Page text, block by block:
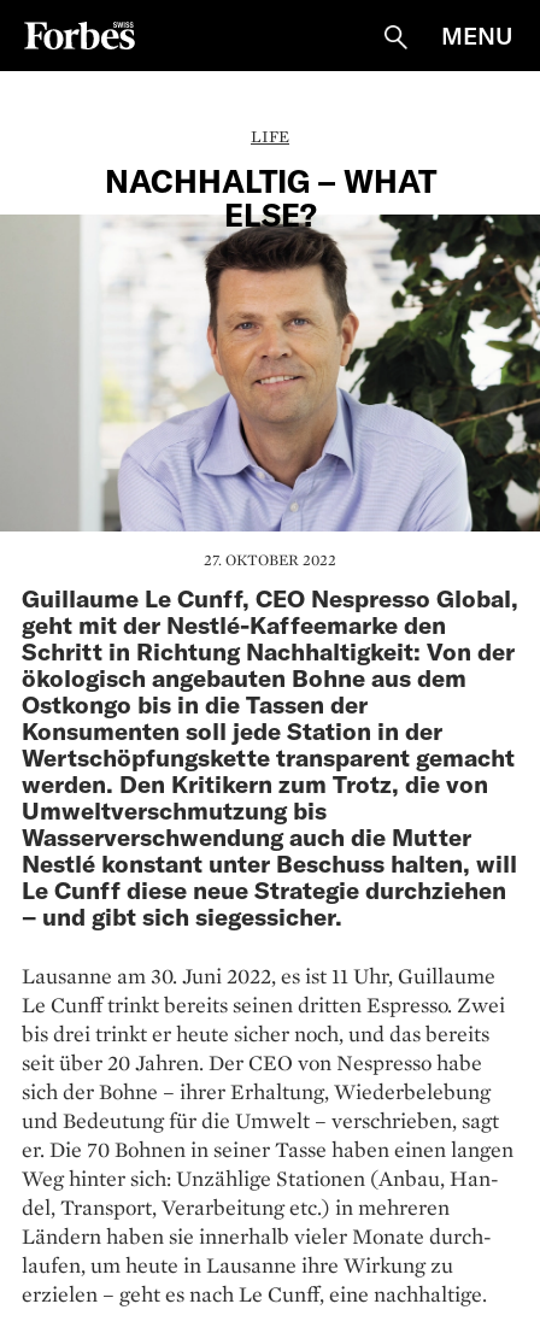
Suche
MENU
LIFE
NACHHALTIG – WHAT
ELSE?
27. OKTOBER 2022
Guillaume Le Cunff, CEO Nespresso Global,
geht mit der Nestlé-Kaffeemarke den
Schritt in Richtung Nachhaltigkeit: Von der
ökologisch angebauten Bohne aus dem
Ostkongo bis in die Tassen der
Konsumenten soll jede Station in der
Wertschöpfungskette transparent gemacht
werden. Den Kritikern zum Trotz, die von
Umweltverschmutzung bis
Wasserverschwendung auch die Mutter
Nestlé konstant unter Beschuss halten, will
Le Cunff diese neue Strategie durchziehen
– und gibt sich siegessicher.
Lausanne am 30. Juni 2022, es ist 11 Uhr, Guillaume
Le Cunff trinkt bereits seinen dritten Espresso. Zwei
bis drei trinkt er heute sicher noch, und das bereits
seit über 20 Jahren. Der CEO von Nespresso habe
sich der Bohne – ihrer Erhaltung, Wie­derbelebung
und Bedeutung für die Umwelt – verschrieben, sagt
er. Die 70 Bohnen in seiner Tasse haben einen langen
Weg hinter sich: Un­zählige Stationen (Anbau, Han­
del, Transport, Verarbeitung etc.) in mehreren
Ländern ­haben sie in­nerhalb vieler Monate durch­
laufen, um heute in Lausanne ihre Wirkung zu
erzielen – geht es nach Le Cunff, eine nach­haltige.